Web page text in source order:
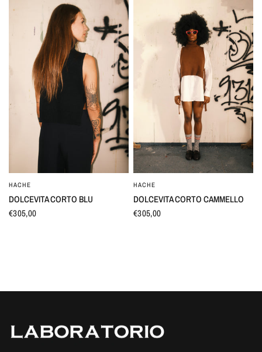
HACHE
DOLCEVITA CORTO BLU
€305,00
HACHE
DOLCEVITA CORTO CAMMELLO
€305,00